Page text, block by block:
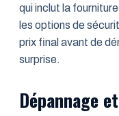
qui inclut la
les options de
prix final avant de
surprise.
Dépannage